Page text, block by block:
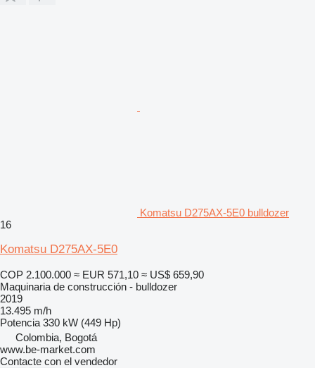
Komatsu D275AX-5E0 bulldozer
16
Komatsu D275AX-5E0
COP 2.100.000 ≈ EUR 571,10 ≈ US$ 659,90
Maquinaria de construcción - bulldozer
2019
13.495 m/h
Potencia 330 kW (449 Hp)
Colombia, Bogotá
www.be-market.com
Contacte con el vendedor